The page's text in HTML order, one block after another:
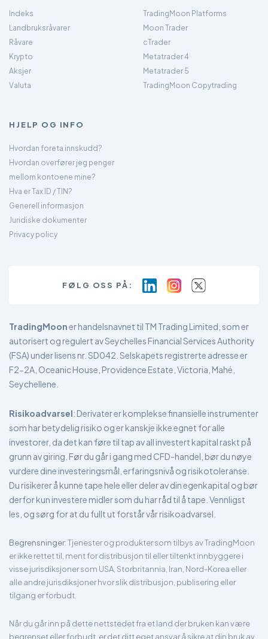
Indeks
Landbruksråvarer
Råvare
Krypto
Aksjer
Valuta
TradingMoon Platforms
Moon Trader
cTrader
Metatrader 4
Metatrader 5
TradingMoon Copytrading
HJELP OG INFO
Hvordan foreta innskudd?
Hvordan overfører jeg penger
mellom kontoene mine?
Hva er Tax ID / TIN?
Generell informasjon
Juridiske dokumenter
Privacy policy
FØLG OSS PÅ:
TradingMooner handelsnavnet til TM Trading Limited, som er
autorisert og regulert av Seychelles Financial Services Authority
(FSA) under lisens nr. SD042. Selskapets registrerte adresse er
F2-2A, Oceanic House, Providence Estate, Victoria, Mahé,
Seychellene.
Risikoadvarsel: Derivater er komplekse finansielle instrumenter
som har betydelig risiko og er kanskje ikke egnet for alle
investorer, da det kan føre til tap av all investert kapital raskt på
grunn av giring. Før du går i gang med CFD-handel, bør du nøye
vurdere dine investeringsmål, erfaringsnivå og risikotoleranse.
Du risikerer å kunne tape hele eller deler av din egenkapital og bør
derfor kun investere midler som du har råd til å tape. Vennligst
les, og sørg for at du fullt ut forstår vår risikoadvarsel.
Begrensninger: Tjenester og produkter som tilbys av TradingMoon
er ikke rettet til, ment for distribusjon til eller tiltenkt innbyggere i
visse jurisdiksjoner som USA, Storbritannia, Iran, Nord-Korea eller
alle andre jurisdiksjoner hvor slik distribusjon, publisering eller
tilgang er forbudt.
Når du går inn på dette nettstedet fra et land der bruken kan være
begrenset eller forbudt, er det ditt eget ansvar å sikre at din bruk av